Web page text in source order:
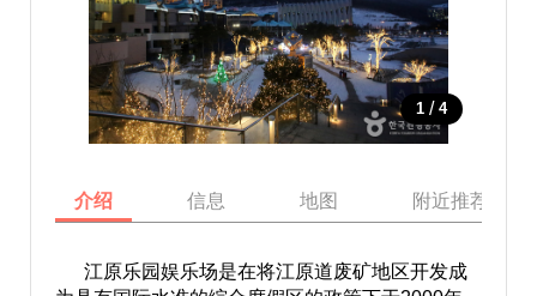
1 / 4
介绍 信息 地图 附近推荐景点
江原乐园娱乐场是在将江原道废矿地区开发成